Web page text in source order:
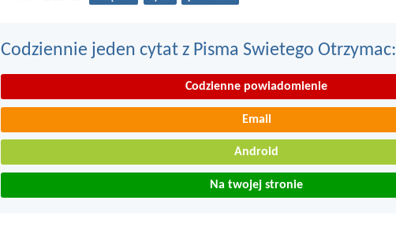
Codziennie jeden cytat z Pisma Swietego Otrzymac:
Codzienne powiadomienie
Email
Android
Na twojej stronie